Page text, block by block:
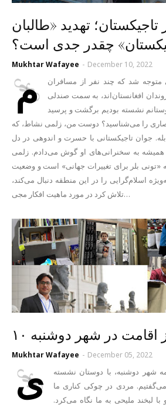
تاجیکستان؛ تهدید «طالبان
چقدر جدی است؟
Mukhtar Wafayee - December 10, 2022
م
متوجه شد که چند نفر از مسافران
افغانستان‌اند، به سمت صندلی
نشسته بودیم برگشت و پرسید
را می‌شناسید؟ دوست من، زلمی نشاط، که
جوان تاجیکستانی با حسرت و اندوهی در دل
به سخنرانی‌های او گوش می‌دادم. زلمی
بلر برای تغییرات جهانی» است و وضعیت
اسلام‌گرایی را در این منطقه دنبال می‌کند،
تلاش کرد در مورد ماهیت افکار مجی…
Mukhtar Wafayee - December 05, 2022
ی
شهر دوشنبه، با دوستان نشسته
مردی در چوکی کناری ما
لبخند ملیحی به ما نگاه می‌کرد.